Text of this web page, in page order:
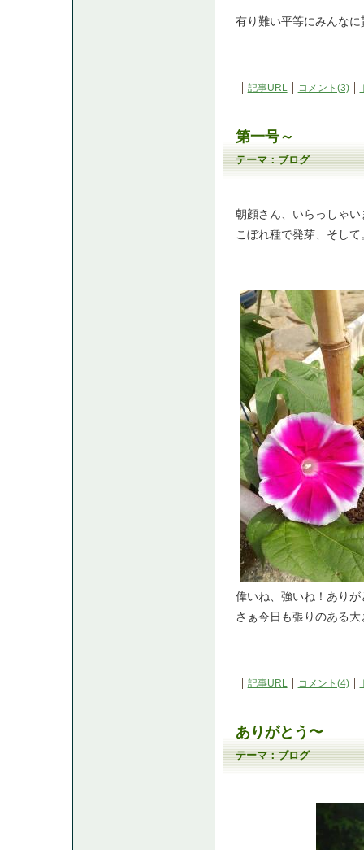
有り難い平等にみんな
記事URL コメント(3)
第一号～
テーマ：ブログ
朝顔さん、いらっしゃい
こぼれ種で発芽、そし
偉いね、強いね！あり
さぁ今日も張りのある
記事URL コメント(4)
ありがとう〜
テーマ：ブログ